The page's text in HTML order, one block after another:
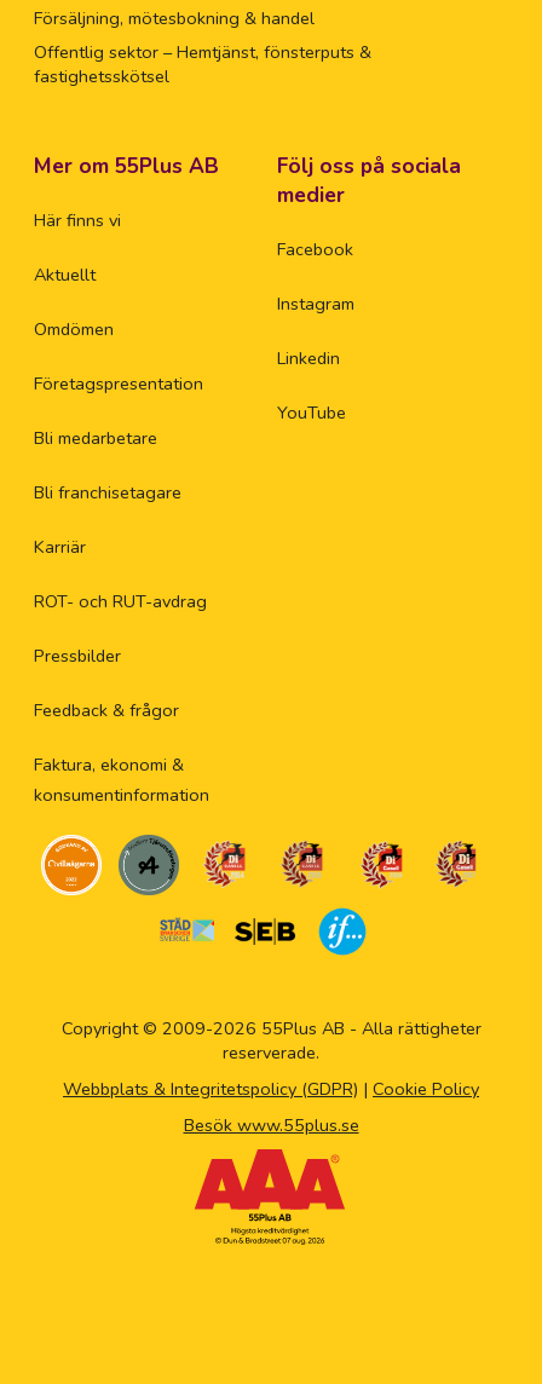
Försäljning, mötesbokning & handel
Offentlig sektor – Hemtjänst, fönsterputs &
fastighetsskötsel
Mer om 55Plus AB
Här finns vi
Aktuellt
Omdömen
Företagspresentation
Bli medarbetare
Bli franchisetagare
Karriär
ROT- och RUT-avdrag
Pressbilder
Feedback & frågor
Faktura, ekonomi &
konsumentinformation
Följ oss på sociala
medier
Facebook
Instagram
Linkedin
YouTube
Copyright © 2009-2026 55Plus AB - Alla rättigheter
reserverade.
Webbplats & Integritetspolicy (GDPR) | Cookie Policy
Besök www.55plus.se